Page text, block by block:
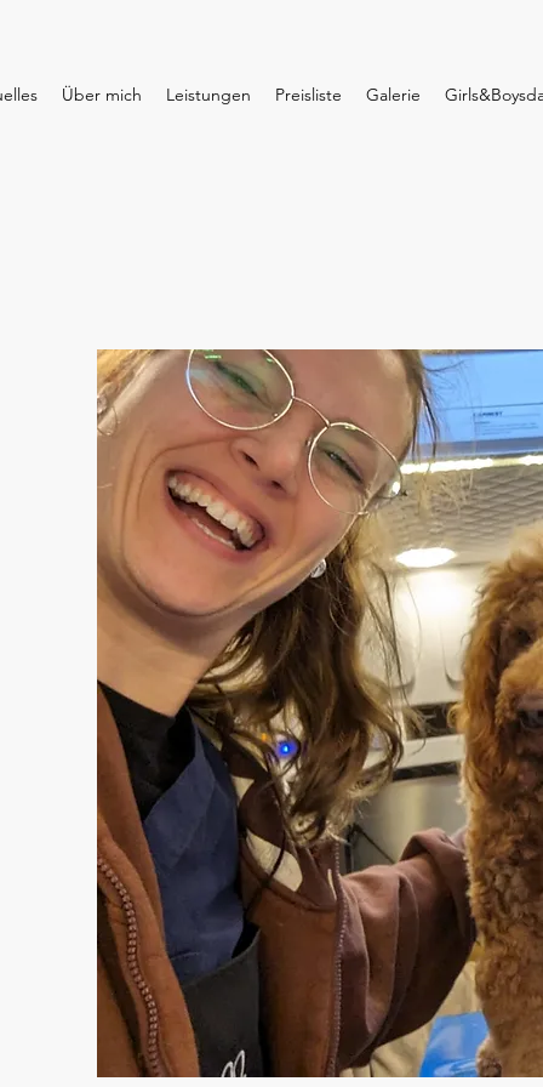
Über mich Leistungen Preisliste Galerie